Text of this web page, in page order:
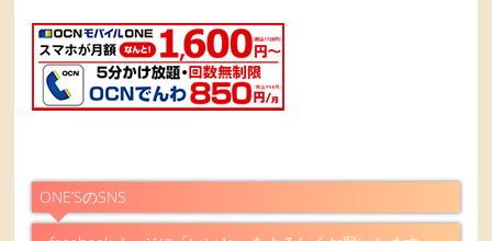
ONE’SのSNS